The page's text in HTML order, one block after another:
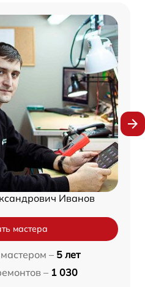
Иванов
мастера
– 5 лет
– 1 030